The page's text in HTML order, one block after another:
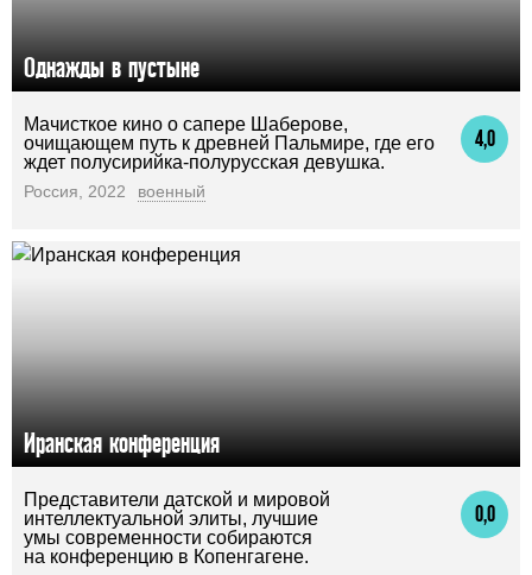
Однажды в пустыне
4,0
Мачисткое кино о сапере Шаберове,
очищающем путь к древней Пальмире, где его
ждет полусирийка-полурусская девушка.
Россия, 2022 военный
Иранская конференция
0,0
Представители датской и мировой
интеллектуальной элиты, лучшие
умы современности собираются
на конференцию в Копенгагене.